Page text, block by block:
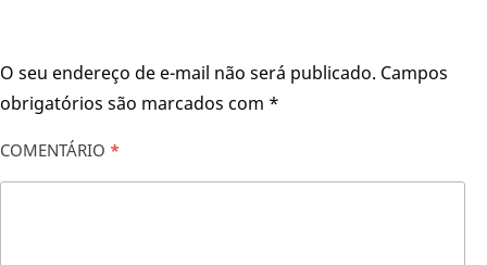
O seu endereço de e-mail não será publicado. Campos
obrigatórios são marcados com *
COMENTÁRIO *